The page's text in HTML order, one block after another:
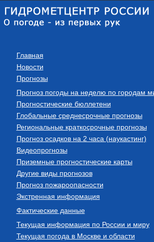
Главная
Новости
Прогнозы
Прогноз погоды на неделю по городам
Прогностические бюллетени
Глобальные среднесрочные прогнозы
Региональные краткосрочные прогнозы
Прогноз осадков на 2 часа (наукастинг)
Видеопрогнозы
Приземные прогностические карты
Другие виды прогнозов
Прогноз пожароопасности
Экстренная информация
Фактические данные
Текущая информация по России и миру
Текущая погода в Москве и области